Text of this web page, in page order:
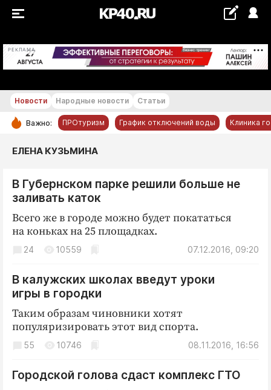
РЕКЛАМА +18...+19 °С
РУБРИКИ
Новости компаний
Народные новости
Криминал
Культура
Недвижимость и ЖКХ
Образование
Общество
Погода
Новости Народные новости Статьи
Важно: ПРОтуризм График отключений воды Клиника
ЕЛЕНА КУЗЬМИНА
В Губернском парке решили больше не
заливать каток
Всего же в городе можно будет покататься
на коньках на 25 площадках.
07.12.2016, 09:20
24 10559
В калужских школах введут уроки
игры в городки
Таким образам чиновники хотят
популяризировать этот вид спорта.
08.11.2016, 16:56
55 10746
Городской голова сдаст комплекс ГТО